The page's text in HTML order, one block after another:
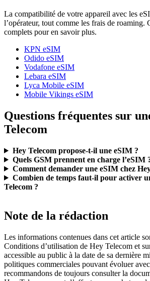
La compatibilité de votre appareil avec les
l’opérateur, tout comme les frais de roaming.
complets pour en savoir plus.
KPN eSIM
Odido eSIM
Vodafone eSIM
Lebara eSIM
Lyca Mobile eSIM
Mobile Vikings eSIM
Questions fréquentes sur
Telecom
Hey Telecom propose-t-il une eSIM ?
Quels GSM prennent en charge l’eSIM
Comment demander une eSIM chez
Combien de temps faut-il pour activer
Telecom ?
Note de la rédaction
Les informations contenues dans cet article
Conditions d’utilisation de Hey Telecom et
accessible au public à la date de sa dernière
politiques commerciales pouvant évoluer
recommandons de toujours consulter la